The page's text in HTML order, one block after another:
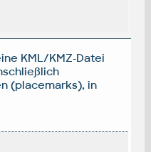
KML/KMZ-Datei
(placemarks), in